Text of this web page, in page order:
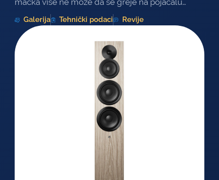
mačka više ne može da se greje na pojačalu…
Galerija Tehnički podaci Revije